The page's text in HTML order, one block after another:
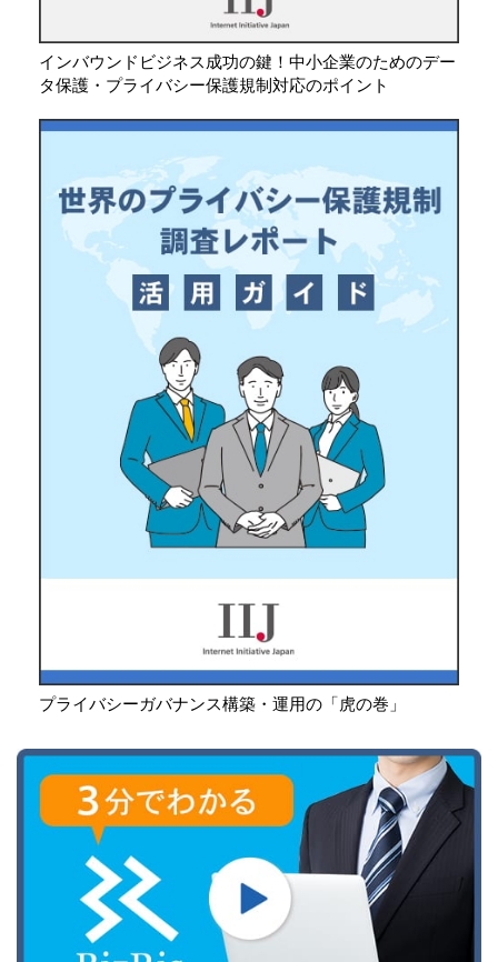
インバウンドビジネス成功の鍵！中小企業のためのデー
タ保護・プライバシー保護規制対応のポイント
プライバシーガバナンス構築・運用の「虎の巻」